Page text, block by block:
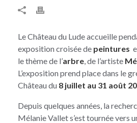
Le Château du Lude accueille
exposition croisée de peintures
le thème de l’arbre , de l’artiste
L’exposition prend place dans le
Château du 8 juillet au 31 août
Depuis quelques années, la
Mélanie Vallet s’est tournée vers